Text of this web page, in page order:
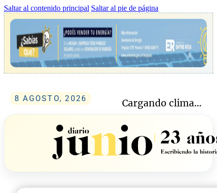
Saltar al contenido principal Saltar al pie de página
8 AGOSTO, 2026 Cargando clima...